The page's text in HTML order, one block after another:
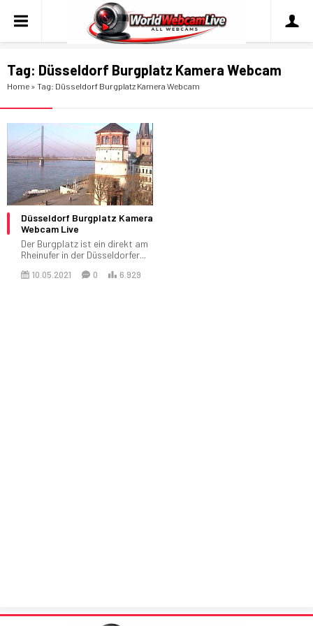
Tag: Düsseldorf Burgplatz Kamera Webcam
Home » Tag: Düsseldorf Burgplatz Kamera Webcam
Düsseldorf Burgplatz Kamera
Webcam Live
Der Burgplatz ist ein direkt am
Rheinufer in der Düsseldorfer...
10.05.2021 0 6.929